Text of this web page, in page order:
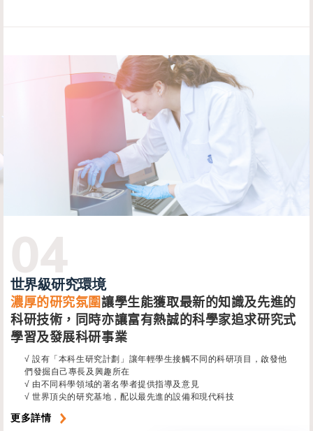
世界級研究環境
濃厚的研究氛圍讓學生能獲取最新的知識及先進的
科研技術，同時亦讓富有熱誠的科學家追求研究式
學習及發展科研事業
√ 設有「本科生研究計劃」讓年輕學生接觸不同的科研項目，啟發他
們發掘自己專長及興趣所在
√ 由不同科學領域的著名學者提供指導及意見
√ 世界頂尖的研究基地，配以最先進的設備和現代科技
更多詳情